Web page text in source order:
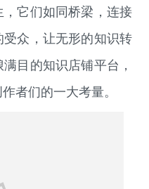
，它们如同桥梁，连接
众，让无形的知识转
目的知识店铺平台，
者们的一大考量。